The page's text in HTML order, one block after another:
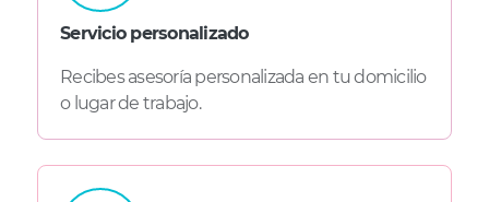
Servicio personalizado
Recibes asesoría personalizada en tu domicilio
o lugar de trabajo.